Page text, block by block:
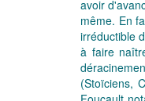
avoir
même. En
irréductible
à faire
(Stoïciens,